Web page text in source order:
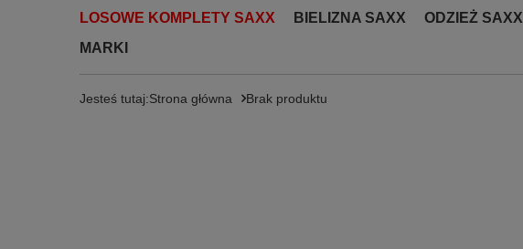
LOSOWE KOMPLETY SAXX BIELIZNA SAXX ODZIEŻ SAXX
MARKI
Jesteś tutaj:Strona główna Brak produktu